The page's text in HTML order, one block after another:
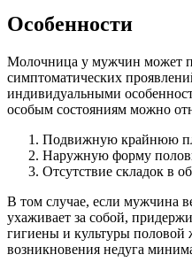
Особенности
Молочница у мужчин может
симптоматических
индивидуальными
особым состояниям можно
Подвижную крайнюю
Наружную форму
Отсутствие складок в
В том случае, если мужчина
ухаживает за собой,
гигиены и культуры половой
возникновения недуга